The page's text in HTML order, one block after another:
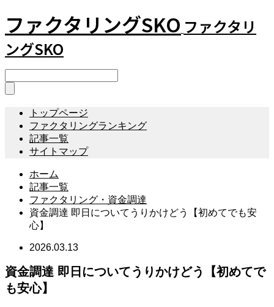
ファクタリングSKO ファクタリ
ングSKO
トップページ
ファクタリングランキング
記事一覧
サイトマップ
ホーム
記事一覧
ファクタリング・資金調達
資金調達 即日についてうりかけどう【初めてでも安
心】
2026.03.13
資金調達 即日についてうりかけどう【初めてで
も安心】